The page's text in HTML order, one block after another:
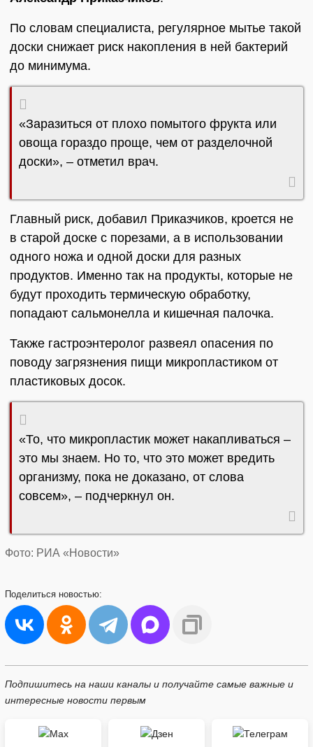
По словам специалиста, регулярное мытье такой
доски снижает риск накопления в ней бактерий
до минимума.
«Заразиться от плохо помытого фрукта или
овоща гораздо проще, чем от разделочной
доски», – отметил врач.
Главный риск, добавил Приказчиков, кроется не
в старой доске с порезами, а в использовании
одного ножа и одной доски для разных
продуктов. Именно так на продукты, которые не
будут проходить термическую обработку,
попадают сальмонелла и кишечная палочка.
Также гастроэнтеролог развеял опасения по
поводу загрязнения пищи микропластиком от
пластиковых досок.
«То, что микропластик может накапливаться –
это мы знаем. Но то, что это может вредить
организму, пока не доказано, от слова
совсем», – подчеркнул он.
Фото: РИА «Новости»
Поделиться новостью:
Подпишитесь на наши каналы и получайте самые важные и
интересные новости первым